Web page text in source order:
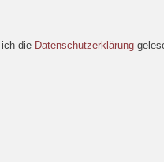
die Datenschutzerklärung